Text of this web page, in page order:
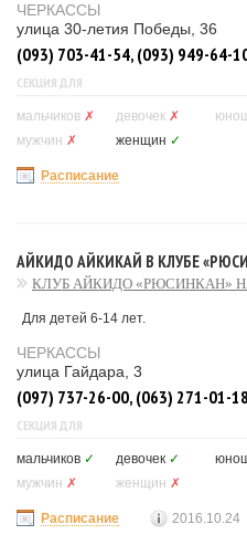
ЧЕРКАССЫ
улица 30-летия Победы, 36
(093) 703-41-54, (093) 949-64-
СЕКЦИЯ ДЛЯ
мальчиков ✗ девочек ✗
мужчин ✗ женщин ✓
Расписание
АЙКИДО АЙКИКАЙ В КЛУБЕ
КЛУБ АЙКИДО «РЮСИНКАН»
Для детей 6-14 лет.
ЧЕРКАССЫ
улица Гайдара, 3
(097) 737-26-00, (063) 271-01-18
СЕКЦИЯ ДЛЯ
мальчиков ✓ девочек ✓
мужчин ✗ женщин ✗
Расписание 2016.10.24